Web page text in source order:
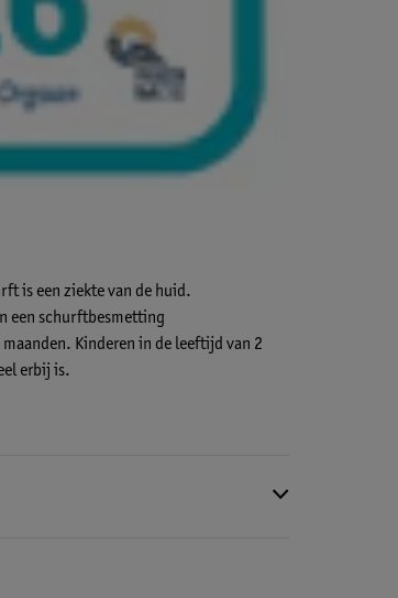
is een ziekte van de huid.
een schurftbesmetting
Kinderen in de leeftijd van 2
erbij is.
beneden 25°C. Buiten het zicht en